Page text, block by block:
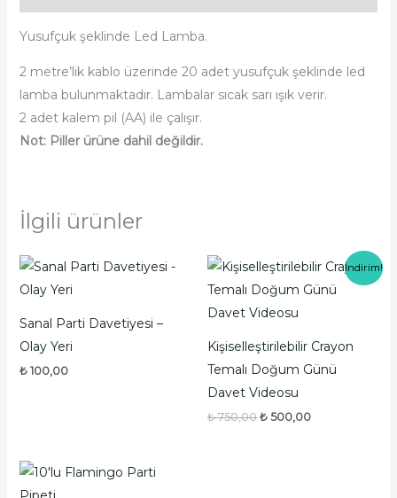
Yusufçuk şeklinde Led Lamba.
2 metre’lik kablo üzerinde 20 adet yusufçuk şeklinde led
lamba bulunmaktadır. Lambalar sıcak sarı ışık verir.
2 adet kalem pil (AA) ile çalışır.
Not: Piller ürüne dahil değildir.
İlgili ürünler
Sanal Parti Davetiyesi –
Olay Yeri
₺100,00
İndirim!
Kişiselleştirilebilir Crayon
Temalı Doğum Günü
Davet Videosu
₺750,00
Orijinal
fiyat:
₺ 750,00.
₺ 500,00
Şu
andaki
fiyat: